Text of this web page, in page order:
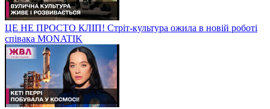
ЦЕ НЕ ПРОСТО КЛІП! Стріт-культура ожила в новій роботі
співака MONATIK